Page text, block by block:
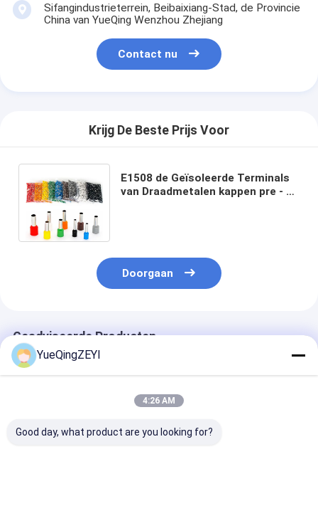
Sifangindustrieterrein, Beibaixiang-Stad, de Provincie
China van YueQing Wenzhou Zhejiang
Contact nu
Krijg De Beste Prijs Voor
E1508 de Geïsoleerde Terminals
van Draadmetalen kappen pre - de
Doorgaan
Geadviseerde Producten
YueQingZEYI
4:26 AM
Good day, what product are you looking for?